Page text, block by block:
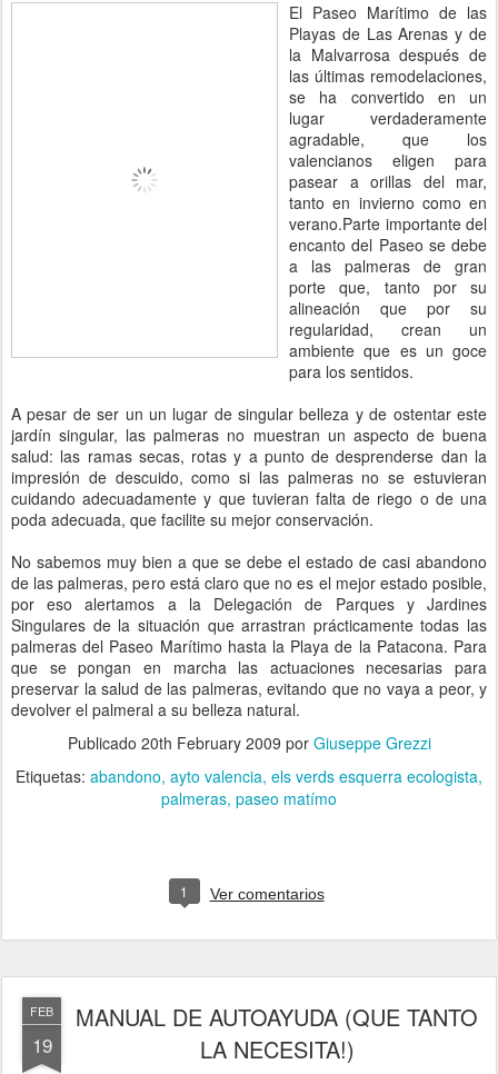
El Paseo Marítimo de las
Playas de Las Arenas y de
la Malvarrosa después de
las últimas remodelaciones,
se ha convertido en un
lugar verdaderamente
agradable, que los
valencianos eligen para
pasear a orillas del mar,
tanto en invierno como en
verano.Parte importante del
encanto del Paseo se debe
a las palmeras de gran
porte que, tanto por su
alineación que por su
regularidad, crean un
ambiente que es un goce
para los sentidos.
A pesar de ser un un lugar de singular belleza y de ostentar este
jardín singular, las palmeras no muestran un aspecto de buena
salud: las ramas secas, rotas y a punto de desprenderse dan la
impresión de descuido, como si las palmeras no se estuvieran
cuidando adecuadamente y que tuvieran falta de riego o de una
poda adecuada, que facilite su mejor conservación.
No sabemos muy bien a que se debe el estado de casi abandono
de las palmeras, pero está claro que no es el mejor estado posible,
por eso alertamos a la Delegación de Parques y Jardines
Singulares de la situación que arrastran prácticamente todas las
palmeras del Paseo Marítimo hasta la Playa de la Patacona. Para
que se pongan en marcha las actuaciones necesarias para
preservar la salud de las palmeras, evitando que no vaya a peor, y
devolver el palmeral a su belleza natural.
Publicado 20th February 2009 por Giuseppe Grezzi
Etiquetas: abandono ayto valencia els verds esquerra ecologista
palmeras paseo matímo
1 Ver comentarios
FEB
19
MANUAL DE AUTOAYUDA (QUE TANTO
LA NECESITA!)